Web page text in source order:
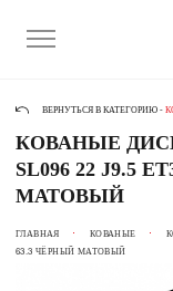
ВЕРНУТЬСЯ В КАТЕГОРИЮ -
КОВАНЫЕ
SL096 22 J9.5
МАТОВЫЙ
ГЛАВНАЯ КОВАНЫЕ
63.3 ЧЁРНЫЙ МАТОВЫЙ